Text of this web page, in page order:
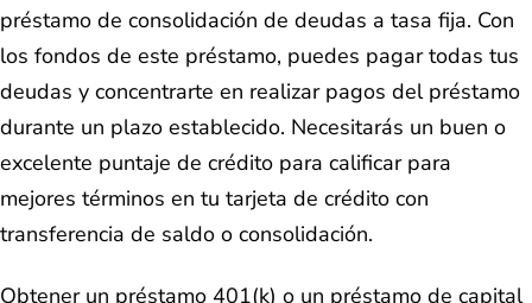
préstamo de consolidación de deudas a tasa fija. Con
los fondos de este préstamo, puedes pagar todas tus
deudas y concentrarte en realizar pagos del préstamo
durante un plazo establecido. Necesitarás un buen o
excelente puntaje de crédito para calificar para
mejores términos en tu tarjeta de crédito con
transferencia de saldo o consolidación.
Obtener un préstamo 401(k) o un préstamo de capital